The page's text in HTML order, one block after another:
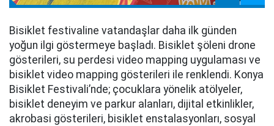
Bisiklet festivaline vatandaşlar daha ilk günden
yoğun ilgi göstermeye başladı. Bisiklet şöleni drone
gösterileri, su perdesi video mapping uygulaması ve
bisiklet video mapping gösterileri ile renklendi. Konya
Bisiklet Festivali’nde; çocuklara yönelik atölyeler,
bisiklet deneyim ve parkur alanları, dijital etkinlikler,
akrobasi gösterileri, bisiklet enstalasyonları, sosyal